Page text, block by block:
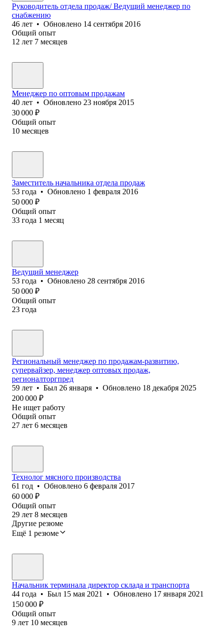
Руководитель отдела продаж/ Ведущий менеджер по
снабжению
46 лет • Обновлено 14 сентября 2016
Общий опыт
12 лет 7 месяцев
Менеджер по оптовым продажам
40 лет • Обновлено 23 ноября 2015
30 000 ₽
Общий опыт
10 месяцев
Заместитель начальника отдела продаж
53 года • Обновлено 1 февраля 2016
50 000 ₽
Общий опыт
33 года 1 месяц
Ведущий менеджер
53 года • Обновлено 28 сентября 2016
50 000 ₽
Общий опыт
23 года
Региональный менеджер по продажам-развитию,
супервайзер, менеджер оптовых продаж,
регионалторгпред
59 лет • Был 26 января • Обновлено 18 декабря 2025
200 000 ₽
Не ищет работу
Общий опыт
27 лет 6 месяцев
Технолог мясного производства
61 год • Обновлено 6 февраля 2017
60 000 ₽
Общий опыт
29 лет 8 месяцев
Другие резюме
Ещё 1 резюме
Начальник терминала директор склада и транспорта
44 года • Был 15 мая 2021 • Обновлено 17 января 2021
150 000 ₽
Общий опыт
9 лет 10 месяцев